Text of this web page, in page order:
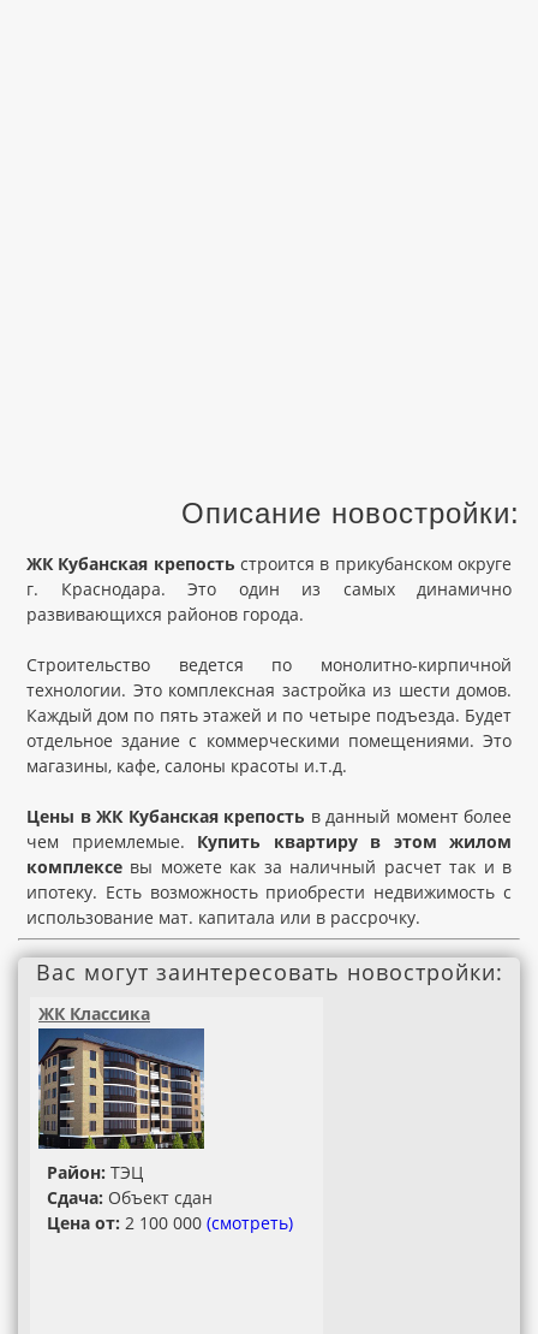
Описание новостройки:
ЖК Кубанская крепость строится в прикубанском округе
г. Краснодара. Это один из самых динамично
развивающихся районов города.
Строительство ведется по монолитно-кирпичной
технологии. Это комплексная застройка из шести домов.
Каждый дом по пять этажей и по четыре подъезда. Будет
отдельное здание с коммерческими помещениями. Это
магазины, кафе, салоны красоты и.т.д.
Цены в ЖК Кубанская крепость в данный момент более
чем приемлемые. Купить квартиру в этом жилом
комплексе вы можете как за наличный расчет так и в
ипотеку. Есть возможность приобрести недвижимость с
использование мат. капитала или в рассрочку.
Вас могут заинтересовать новостройки:
ЖК Классика
Район: ТЭЦ
Сдача: Объект сдан
Цена от: 2 100 000 (смотреть)